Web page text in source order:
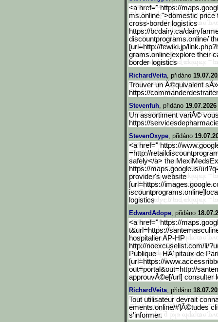
<a href=" https://
ms.online ">domestic
cross-border logistics
https://bcdairy.ca/dairyf
discountprograms.online/
[url=http://fewiki.jp/lin
grams.online]explore their
border logistics
RichardVeita, přidáno
Trouver un Ă©quivalent
https://
Stevenfuh, přidáno
Un assortiment variĂ©
https://
StevenOxype, přidáno
<a href=" https://
=http://
safely</a> the
https://maps.google.is/ur
provider's website
[url=https://images.googl
logistics
EdwardAdope, přidáno
<a href=" https://
t&url=https://
hospitalier AP-HP
http://noexcuselist.com/l i/
Publique - HĂ´pitaux de
[url=https://www.accessri
out=portal&out=http://
approuvĂ©e[/url] consulter
RichardVeita, přidáno
Tout utilisateur devrait
ements.online/#]Ă©tudes
s'informer.